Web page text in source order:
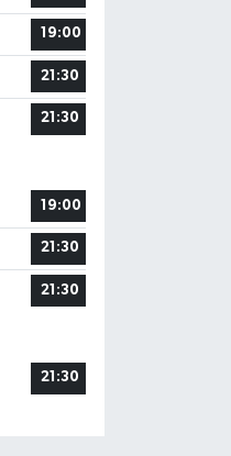
19:00
21:30
21:30
19:00
21:30
21:30
21:30